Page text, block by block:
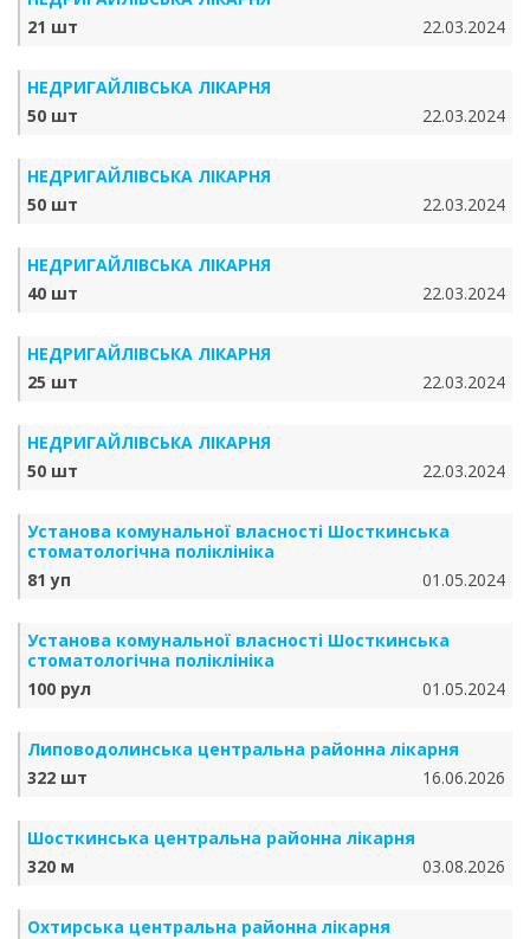
21 шт
22.03.2024
НЕДРИГАЙЛІВСЬКА ЛІКАРНЯ
50 шт
22.03.2024
НЕДРИГАЙЛІВСЬКА ЛІКАРНЯ
50 шт
22.03.2024
НЕДРИГАЙЛІВСЬКА ЛІКАРНЯ
40 шт
22.03.2024
НЕДРИГАЙЛІВСЬКА ЛІКАРНЯ
25 шт
22.03.2024
НЕДРИГАЙЛІВСЬКА ЛІКАРНЯ
50 шт
22.03.2024
Установа комунальної власності Шосткинська
стоматологічна поліклініка
81 уп
01.05.2024
Установа комунальної власності Шосткинська
стоматологічна поліклініка
100 рул
01.05.2024
Липоводолинська центральна районна лікарня
322 шт
16.06.2026
Шосткинська центральна районна лікарня
320 м
03.08.2026
Охтирська центральна районна лікарня